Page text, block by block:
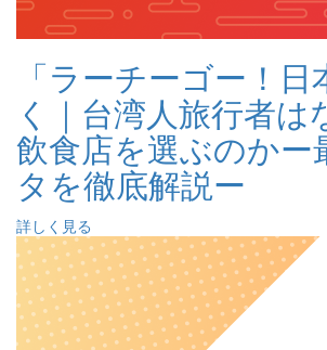
「ラーチーゴー！日
く｜台湾人旅行者は
飲食店を選ぶのかー
タを徹底解説ー
詳しく見る